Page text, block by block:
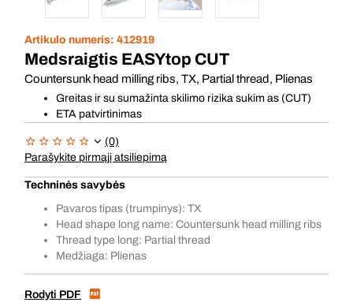
Artikulo numeris: 412919
Medsraigtis EASYtop CUT
Countersunk head milling ribs, TX, Partial thread, Plienas
Greitas ir su sumažinta skilimo rizika sukim as (CUT)
ETA patvirtinimas
(0)
Parašykite pirmąjį atsiliepimą
Techninės savybės
Pavaros tipas (trumpinys): TX
Head shape long name: Countersunk head milling ribs
Thread type long: Partial thread
Medžiaga: Plienas
Rodyti PDF